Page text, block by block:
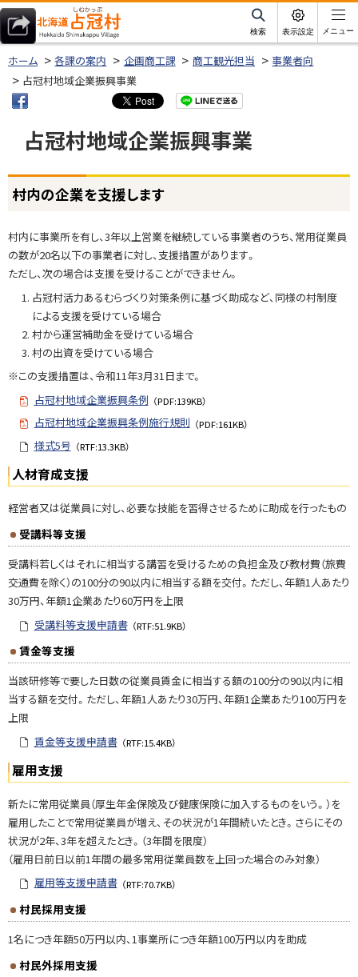
本
文
へ北海道占冠村
サ
イ
ト
内
検索 表示設定 メニュー
ホーム 各課の案内 企画商工課 商工観光担当
事業者向
占冠村地域企業振興事業
占冠村地域企業振興事業
ページ内目次
村
の
企
業
す
せ
・
担
窓
口
村内の企業を支援します
村内に事業所を有し、3年以上営業を継続している事業者のうち、常用従業員
の数が20名以下の事業者に対し、支援措置があります。
ただし、次の場合は支援を受けることができません。
占冠村活力あるむらづくり対策条例に基づく助成など、同様の村制度
による支援を受けている場合
村から運営補助金を受けている場合
村の出資を受けている場合
※この支援措置は、令和11年3月31日まで。
占冠村地域企業振興条例 （PDF:139KB）
占冠村地域企業振興条例施行規則 （PDF:161KB）
様式5号 （RTF:13.3KB）
人材育成支援
経営者又は従業員に対し、必要な技能を習得させるために助成を行ったもの
受講料等支援
受講料若しくはそれに相当する講習を受けるための負担金及び教材費（旅費
交通費を除く）の100分の90以内に相当する額を交付。ただし、年額1人あたり
30万円、年額1企業あたり60万円を上限
受講料等支援申請書 （RTF:51.9KB）
賃金等支援
当該研修等で要した日数の従業員賃金に相当する額の100分の90以内に相
当する額を交付。ただし、年額1人あたり30万円、年額1企業あたり100万円を
上限
賃金等支援申請書 （RTF:15.4KB）
雇用支援
新たに常用従業員（厚生年金保険及び健康保険に加入するものをいう。）を
雇用したことで常用従業員が増え、その状況が1年間続いたとき。さらにその
状況が2年、3年を超えたとき。（3年間を限度）
（雇用日前日以前1年間の最多常用従業員数を上回った場合のみ対象）
雇用等支援申請書 （RTF:70.7KB）
村民採用支援
1名につき年額50万円以内、1事業所につき年額100万円以内を助成
村民外採用支援